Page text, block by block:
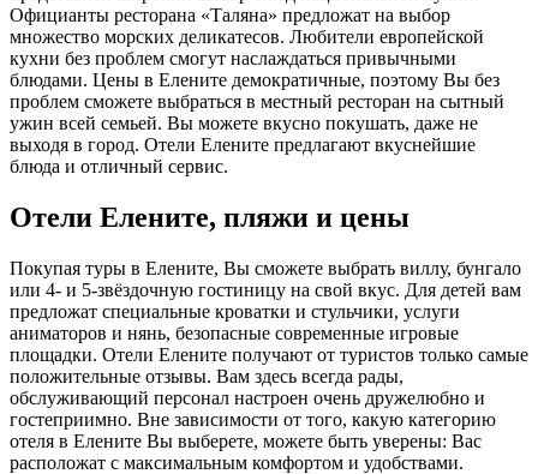
Официанты ресторана «Таляна» предложат на выбор
множество морских деликатесов. Любители европейской
кухни без проблем смогут наслаждаться привычными
блюдами. Цены в Елените демократичные, поэтому Вы без
проблем сможете выбраться в местный ресторан на сытный
ужин всей семьей. Вы можете вкусно покушать, даже не
выходя в город. Отели Елените предлагают вкуснейшие
блюда и отличный сервис.
Отели Елените, пляжи и цены
Покупая туры в Елените, Вы сможете выбрать виллу, бунгало
или 4- и 5-звёздочную гостиницу на свой вкус. Для детей вам
предложат специальные кроватки и стульчики, услуги
аниматоров и нянь, безопасные современные игровые
площадки. Отели Елените получают от туристов только самые
положительные отзывы. Вам здесь всегда рады,
обслуживающий персонал настроен очень дружелюбно и
гостеприимно. Вне зависимости от того, какую категорию
отеля в Елените Вы выберете, можете быть уверены: Вас
расположат с максимальным комфортом и удобствами.